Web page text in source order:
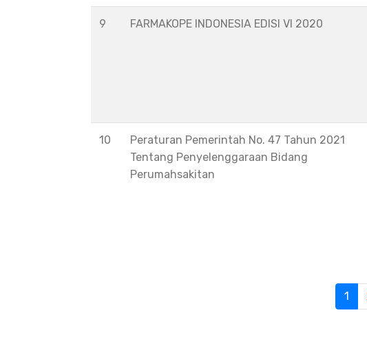
9 FARMAKOPE INDONESIA EDISI VI 2020
10
Peraturan Pemerintah No. 47 Tahun 2021
Tentang Penyelenggaraan Bidang
Perumahsakitan
1